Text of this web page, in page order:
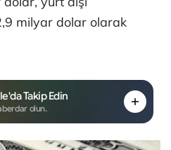
milyar dolar olarak
Takip Edin
olun.